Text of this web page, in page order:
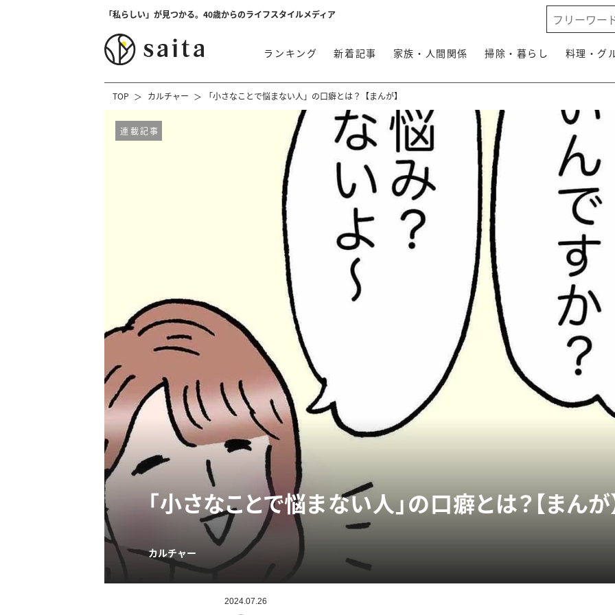
「私らしい」が見つかる。40歳からのライフスタイルメディア
ランキング 新着記事 家族・人間関係 掃除・暮らし 料理・グ
TOP カルチャー 「小さなことで悩まない人」の口癖とは？【まんが】
連載記事
「小さなことで悩まない人」の口癖とは？【まんが
カルチャー
2024.07.26